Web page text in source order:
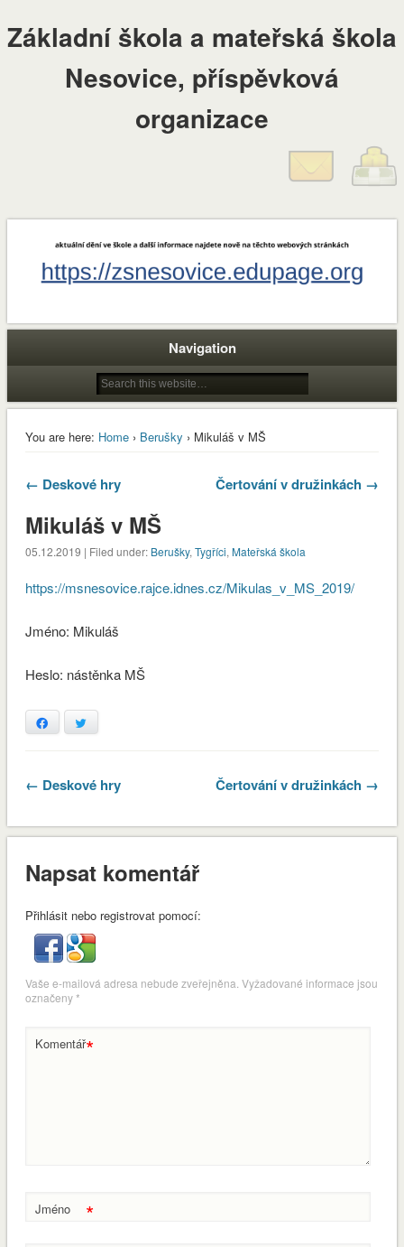
Základní škola a mateřská škola
Nesovice, příspěvková
organizace
Navigation
You are here: Home› Berušky › Mikuláš v MŠ
← Deskové hry Čertování v družinkách →
Mikuláš v MŠ
05.12.2019 | Filed under: Berušky, Tygříci, Mateřská škola
https://msnesovice.rajce.idnes.cz/Mikulas_v_MS_2019/
Jméno: Mikuláš
Heslo: nástěnka MŠ
Facebook
← Deskové hry Čertování v družinkách →
Napsat komentář
Přihlásit nebo registrovat pomocí:
Vaše e-mailová adresa nebude zveřejněna. Vyžadované informace jsou
označeny*
Komentář*
Jméno *